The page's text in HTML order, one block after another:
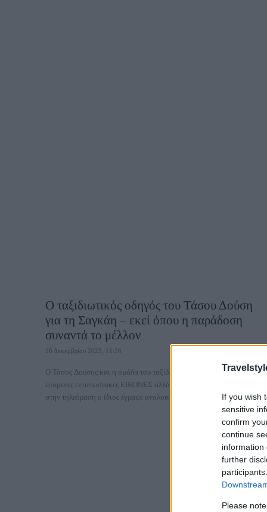
If you wish
sensitive
confirm
continue
information
further
Please
Ο ταξιδιωτικός οδηγός του Τάσου Δούση
για τη Σαγκάη – εκεί όπου η παράδοση
συναντά το μέλλον
16 Δεκεμβρίου 2025, 11:26
Ο Τάσος Δούσης και η ομάδα του ταξίδεψαν στην Κίνα για τις
επόμενες εντυπωσιακές ΕΙΚΟΝΕΣ αλλά πριν δούμε τα επεισόδια
στην τηλεόραση ο ίδιος έγραψε αναλυτικoύς...